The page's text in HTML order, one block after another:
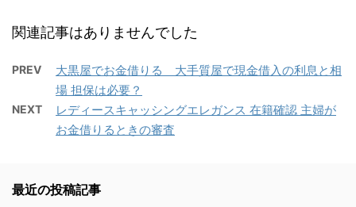
関連記事はありませんでした
PREV
大黒屋でお金借りる 大手質屋で現金借入の利息と相
場 担保は必要？
NEXT
レディースキャッシングエレガンス 在籍確認 主婦が
お金借りるときの審査
最近の投稿記事